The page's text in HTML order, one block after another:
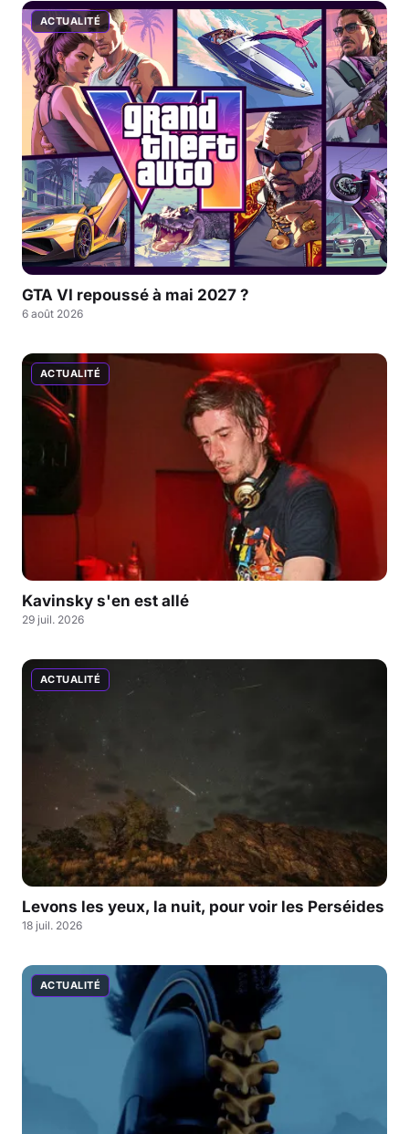
ACTUALITÉ
GTA VI repoussé à mai 2027 ?
6 août 2026
ACTUALITÉ
Kavinsky s'en est allé
29 juil. 2026
ACTUALITÉ
Levons les yeux, la nuit, pour voir les Perséides
18 juil. 2026
ACTUALITÉ